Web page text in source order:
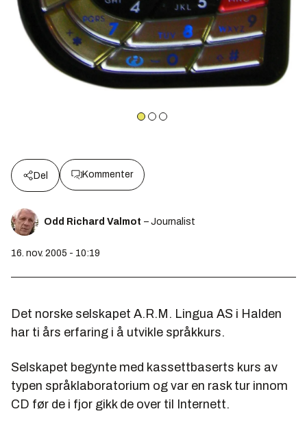
Del Kommenter
Odd Richard Valmot – Journalist
16. nov. 2005 - 10:19
Det norske selskapet A.R.M. Lingua AS i Halden
har ti års erfaring i å utvikle språkkurs.
Selskapet begynte med kassettbaserts kurs av
typen språklaboratorium og var en rask tur innom
CD før de i fjor gikk de over til Internett.